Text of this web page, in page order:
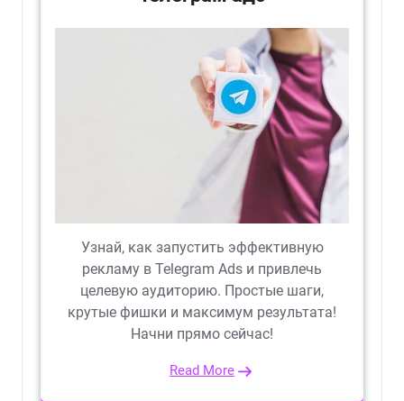
Узнай, как запустить эффективную
рекламу в Telegram Ads и привлечь
целевую аудиторию. Простые шаги,
крутые фишки и максимум результата!
Начни прямо сейчас!
Read More